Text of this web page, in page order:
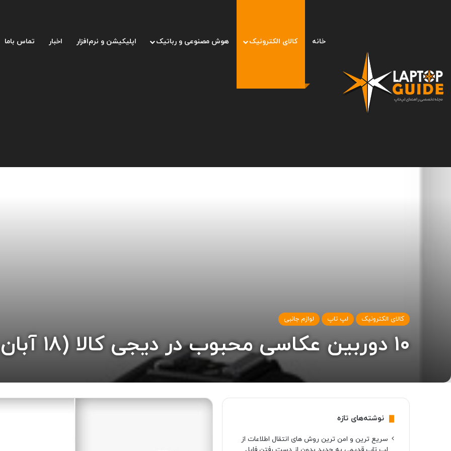
خانه کالای الکترونیک هوش مصنوعی و رباتیک اپلیکیشن و نرم‌افزار اخبار تماس باما
صفحه اصلی
کالای الکترونیک لپ تاپ لوازم جانبی
۱۰ دوربین عکاسی محبوب در دیجی کالا (۱۸ آبان مهر ۱۴۰۱)
نوشته‌های تازه
سریع ترین و امن ترین روش های انتقال اطلاعات از